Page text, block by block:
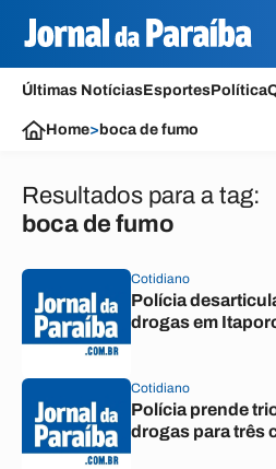
Últimas NotíciasEsportesPolítica
Home> boca de fumo
Resultados para a tag:
boca de fumo
Cotidiano
Polícia
drogas em
Cotidiano
Polícia prende
drogas para três